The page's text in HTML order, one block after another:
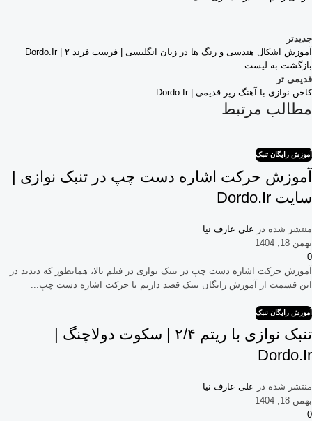
جدیدتر
آموزش اشکال هندسی و رنگ ها در زبان انگلیسی | فرست فرند ۲ | Dordo.ir
بازگشت به لیست
قدیمی تر
کاخن نوازی با آهنگ رپر قدیمی | Dordo.ir
مطالب مرتبط
آموزش رایگان تنبک
آموزش حرکت اشاره دست چپ در تنبک نوازی |
سایت Dordo.ir
منتشر شده در علی عارف نیا
بهمن 18, 1404
0
آموزش حرکت اشاره دست چپ در تنبک نوازی در فیلم بالا، همانطور که دیدید در
این قسمت از آموزش رایگان تنبک قصد داریم با حرکت اشاره دست چپ...
آموزش رایگان تنبک
تنبک نوازی با ریتم ۲/۴ | سکوت دولاچنگ |
Dordo.ir
منتشر شده در علی عارف نیا
بهمن 18, 1404
0